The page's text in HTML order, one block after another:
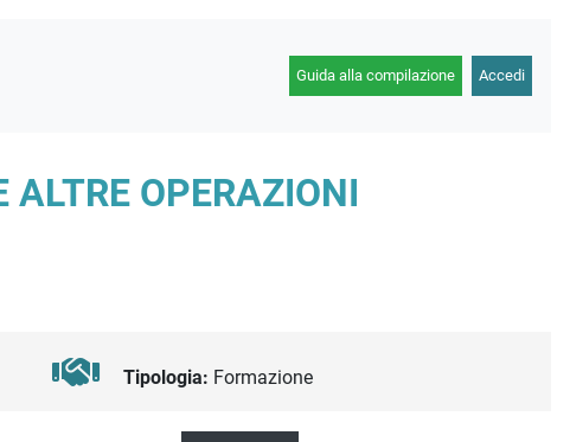
Guida alla compilazione Accedi
OPERAZIONI
Tipologia: Formazione